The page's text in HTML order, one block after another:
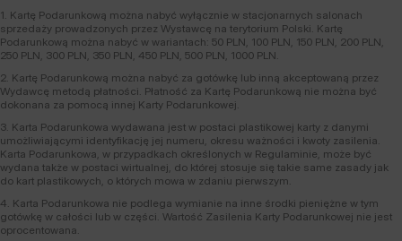
1. Kartę Podarunkową można nabyć wyłącznie w stacjonarnych salonach
sprzedaży prowadzonych przez Wystawcę na terytorium Polski. Kartę
Podarunkową można nabyć w wariantach: 50 PLN, 100 PLN, 150 PLN, 200 PLN,
250 PLN, 300 PLN, 350 PLN, 450 PLN, 500 PLN, 1000 PLN.
2. Kartę Podarunkową można nabyć za gotówkę lub inną akceptowaną przez
Wydawcę metodą płatności. Płatność za Kartę Podarunkową nie można być
dokonana za pomocą innej Karty Podarunkowej.
3. Karta Podarunkowa wydawana jest w postaci plastikowej karty z danymi
umożliwiającymi identyfikację jej numeru, okresu ważności i kwoty zasilenia.
Karta Podarunkowa, w przypadkach określonych w Regulaminie, może być
wydana także w postaci wirtualnej, do której stosuje się takie same zasady jak
do kart plastikowych, o których mowa w zdaniu pierwszym.
4. Karta Podarunkowa nie podlega wymianie na inne środki pieniężne w tym
gotówkę w całości lub w części. Wartość Zasilenia Karty Podarunkowej nie jest
oprocentowana.